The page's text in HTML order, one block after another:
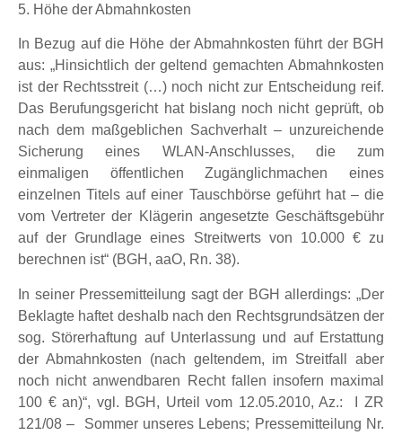
5. Höhe der Abmahnkosten
In Bezug auf die Höhe der Abmahnkosten führt der BGH
aus: „Hinsichtlich der geltend gemachten Abmahnkosten
ist der Rechtsstreit (…) noch nicht zur Entscheidung reif.
Das Berufungsgericht hat bislang noch nicht geprüft, ob
nach dem maßgeblichen Sachverhalt – unzureichende
Sicherung eines WLAN-Anschlusses, die zum
einmaligen öffentlichen Zugänglichmachen eines
einzelnen Titels auf einer Tauschbörse geführt hat – die
vom Vertreter der Klägerin angesetzte Geschäftsgebühr
auf der Grundlage eines Streitwerts von 10.000 € zu
berechnen ist“ (BGH, aaO, Rn. 38).
In seiner Pressemitteilung sagt der BGH allerdings: „Der
Beklagte haftet deshalb nach den Rechtsgrundsätzen der
sog. Störerhaftung auf Unterlassung und auf Erstattung
der Abmahnkosten (nach geltendem, im Streitfall aber
noch nicht anwendbaren Recht fallen insofern maximal
100 € an)“, vgl. BGH, Urteil vom 12.05.2010, Az.: I ZR
121/08 – Sommer unseres Lebens; Pressemitteilung Nr.